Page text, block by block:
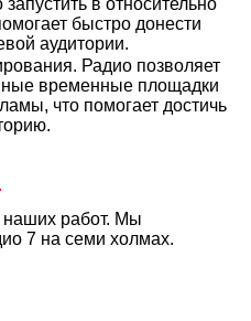
быстро донести
аудитории.
Радио позволяет
временные площадки
что помогает достичь
наших работ. Мы
7 на семи холмах.